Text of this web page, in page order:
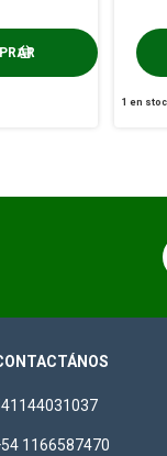
1 en
1166587470